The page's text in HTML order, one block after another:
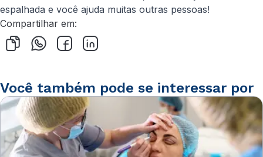
espalhada e você ajuda muitas outras pessoas!
Compartilhar em:
Você também pode se interessar por